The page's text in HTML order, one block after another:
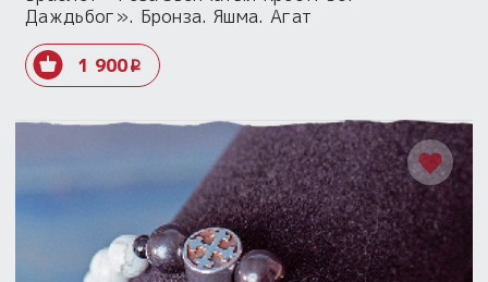
Даждьбог». Бронза. Яшма. Агат
1 900i